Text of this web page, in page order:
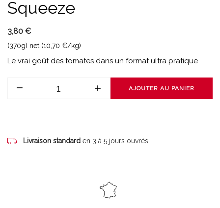
Squeeze
3,80 €
(370g) net (10,70 €/kg)
Le vrai goût des tomates dans un format ultra pratique
AJOUTER AU PANIER
Livraison standard en 3 à 5 jours ouvrés